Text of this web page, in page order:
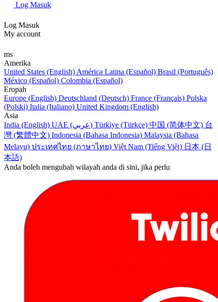
Log Masuk
Log Masuk
My account
ms
Amerika
United States (English) América Latina (Español) Brasil (Português)
México (Español) Colombia (Español)
Eropah
Europe (English) Deutschland (Deutsch) France (Français) Polska
(Polski) Italia (Italiano) United Kingdom (English)
Asia
India (English)
UAE (عربي) Türkiye (Türkçe) 中国 (简体中文) 台
灣 (繁體中文) Indonesia (Bahasa Indonesia) Malaysia (Bahasa
Melayu) ประเทศไทย (ภาษาไทย) Việt Nam (Tiếng Việt) 日本 (日
本語)
Anda boleh mengubah wilayah anda di sini, jika perlu